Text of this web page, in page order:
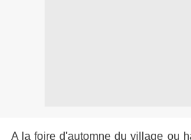
A la foire d'automne du village ou